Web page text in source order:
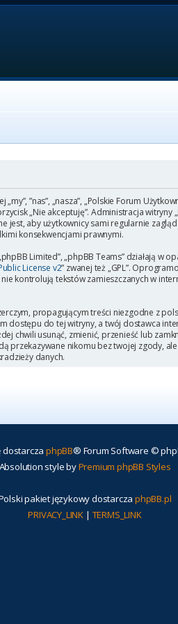
”nas”, „nasza”, „Polskie Forum
„Nie akceptuję”. Administracja
aby użytkownicy sami regularnie
konsekwencjami prawnymi.
Limited”, „phpBB Teams”
License v2” zwanej też „GPL”.
kontrolują tekstów zamieszczanych w
propagującym treści niezgodne z
dostępu do tej witryny, a twój dostawca
chwili usunąć, zmienić, przenieść lub
nikomu bez twojej zgody,
danych.
dostarcza phpBB® Forum Software ©
Absolution style byPremium phpBB Styles
pakiet językowy dostarcza phpBB.pl
PRIVACY_LINK | TERMS_LINK